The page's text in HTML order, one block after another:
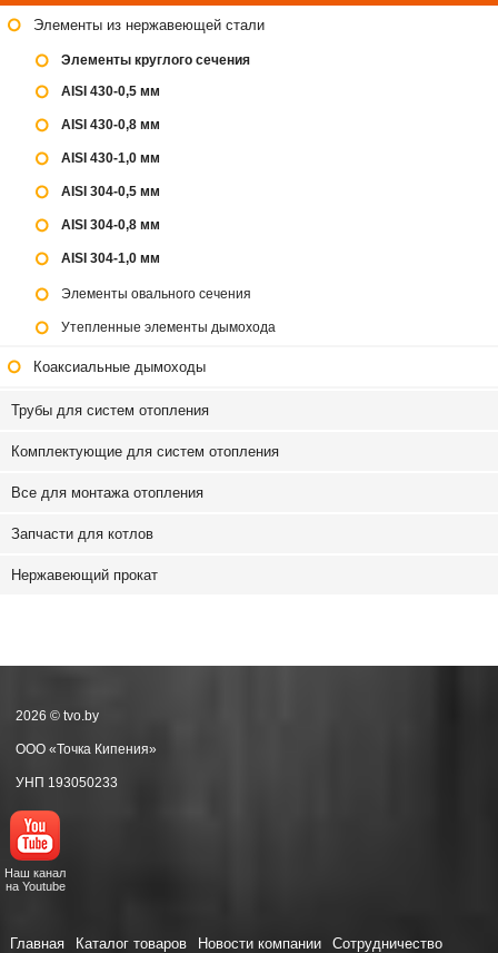
Элементы из нержавеющей стали
Элементы круглого сечения
AISI 430-0,5 мм
AISI 430-0,8 мм
AISI 430-1,0 мм
AISI 304-0,5 мм
AISI 304-0,8 мм
AISI 304-1,0 мм
Элементы овального сечения
Утепленные элементы дымохода
Коаксиальные дымоходы
Трубы для систем отопления
Комплектующие для систем отопления
Все для монтажа отопления
Запчасти для котлов
Нержавеющий прокат
2026 © tvo.by
ООО «Точка Кипения»
УНП 193050233
Наш канал
на Youtube
Главная Каталог товаров Новости компании Сотрудничество